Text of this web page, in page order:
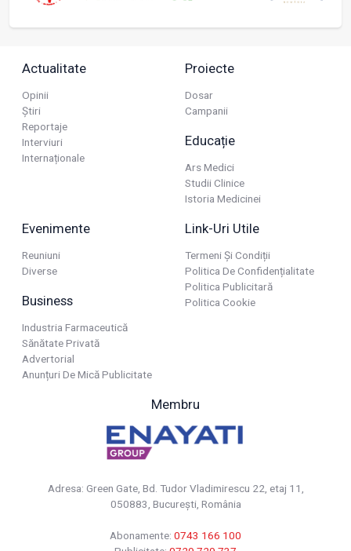
Actualitate
Opinii
Știri
Reportaje
Interviuri
Internaționale
Proiecte
Dosar
Campanii
Educație
Ars Medici
Studii Clinice
Istoria Medicinei
Evenimente
Reuniuni
Diverse
Business
Industria Farmaceutică
Sănătate Privată
Advertorial
Anunțuri De Mică Publicitate
Link-Uri Utile
Termeni Și Condiții
Politica De Confidențialitate
Politica Publicitară
Politica Cookie
Membru
Adresa: Green Gate, Bd. Tudor Vladimirescu 22, etaj 11,
050883, Bucureşti, România
Abonamente: 0743 166 100